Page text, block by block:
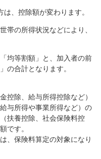
、控除額が変わります。
帯の所得状況などにより、
均等割額」と、加入者の前
の合計となります。
控除、給与所得控除など）
与所得や事業所得など）の
扶養控除、社会保険料控
です。
、保険料算定の対象になり